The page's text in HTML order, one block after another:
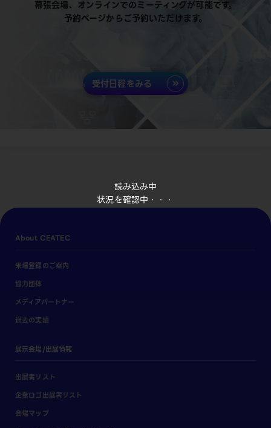
読み込み中
状況を確認中・・・
幕張会場、オンラインでのミーティングが可能です。
予約ページからご予約いただけます。
受付日程をみる
About CEATEC
来場登録のご案内
協力団体
メディアパートナー
過去の実績
展示会場/出展情報
出展者リスト
企業ロゴ出展者リスト
会場マップ